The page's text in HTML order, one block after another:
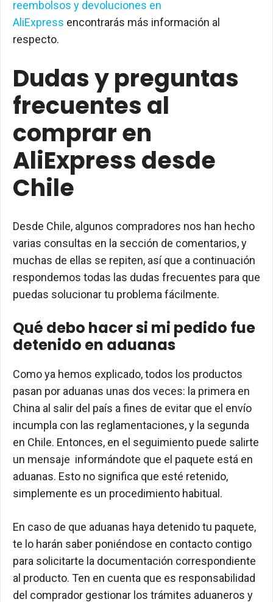
reembolsos y devoluciones en
AliExpress encontrarás más información al
respecto.
Dudas y preguntas
frecuentes al
comprar en
AliExpress desde
Chile
Desde Chile, algunos compradores nos han hecho
varias consultas en la sección de comentarios, y
muchas de ellas se repiten, así que a continuación
respondemos todas las dudas frecuentes para que
puedas solucionar tu problema fácilmente.
Qué debo hacer si mi pedido fue
detenido en aduanas
Como ya hemos explicado, todos los productos
pasan por aduanas unas dos veces: la primera en
China al salir del país a fines de evitar que el envío
incumpla con las reglamentaciones, y la segunda
en Chile. Entonces, en el seguimiento puede salirte
un mensaje informándote que el paquete está en
aduanas. Esto no significa que esté retenido,
simplemente es un procedimiento habitual.
En caso de que aduanas haya detenido tu paquete,
te lo harán saber poniéndose en contacto contigo
para solicitarte la documentación correspondiente
al producto. Ten en cuenta que es responsabilidad
del comprador gestionar los trámites aduaneros y